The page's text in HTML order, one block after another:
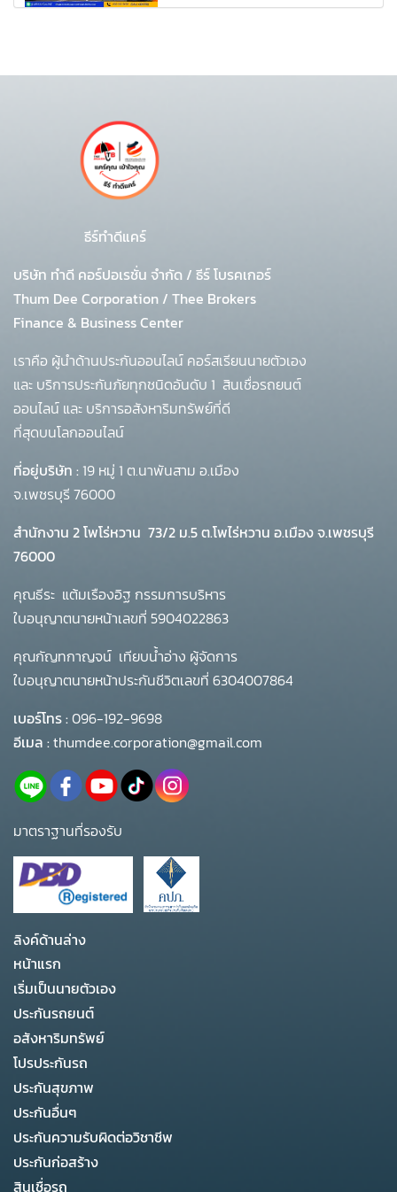
ธีร์ทำดีแคร์
บริษัท ทำดี คอร์ปอเรชั่น จำกัด / ธีร์ โบรคเกอร์
Thum Dee Corporation / Thee Brokers
Finance & Business Center
เราคือ ผู้นำด้านประกันออนไลน์ คอร์สเรียนนายตัวเอง
และ บริการประกันภัยทุกชนิดอันดับ 1 สินเชื่อรถยนต์
ออนไลน์ และ บริการอสังหาริมทรัพย์ที่ดี
ที่สุดบนโลกออนไลน์
ที่อยู่บริษัท : 19 หมู่ 1 ต.นาพันสาม อ.เมือง
จ.เพชรบุรี 76000
สำนักงาน 2 โพโร่หวาน 73/2 ม.5 ต.โพไร่หวาน อ.เมือง จ.เพชรบุรี
76000
คุณธีระ แต้มเรืองอิฐ กรรมการบริหาร
ใบอนุญาตนายหน้าเลขที่ 5904022863
คุณกัญทกาญจน์ เทียบน้ำอ่าง ผู้จัดการ
ใบอนุญาตนายหน้าประกันชีวิตเลขที่ 6304007864
เบอร์โทร :096-192-9698
อีเมล :thumdee.corporation@gmail.com
มาตราฐานที่รองรับ
ลิงค์ด้านล่าง
หน้าแรก
เริ่มเป็นนายตัวเอง
ประกันรถยนต์
อสังหาริมทรัพย์
โปรประกันรถ
ประกันสุขภาพ
ประกันอื่นๆ
ประกันความรับผิดต่อวิชาชีพ
ประกันก่อสร้าง
สินเชื่อรถ